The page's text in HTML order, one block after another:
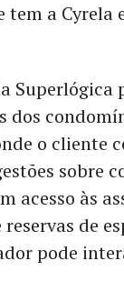
a Cyrela
Superlógica
dos
o cliente
sobre
acesso às
de
pode